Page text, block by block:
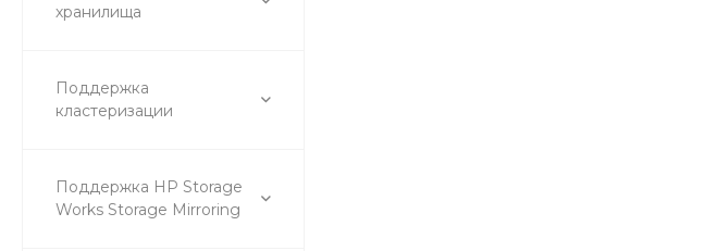
хранилища
Поддержка
кластеризации
Поддержка HP Storage
Works Storage Mirroring